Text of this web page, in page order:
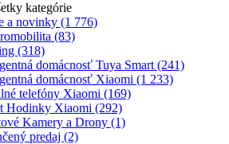
kategórie
a novinky (1 776)
(83)
(318)
domácnosť Tuya Smart (241)
domácnosť Xiaomi (1 233)
telefóny Xiaomi (169)
Hodinky Xiaomi (292)
Kamery a Drony (1)
predaj (2)